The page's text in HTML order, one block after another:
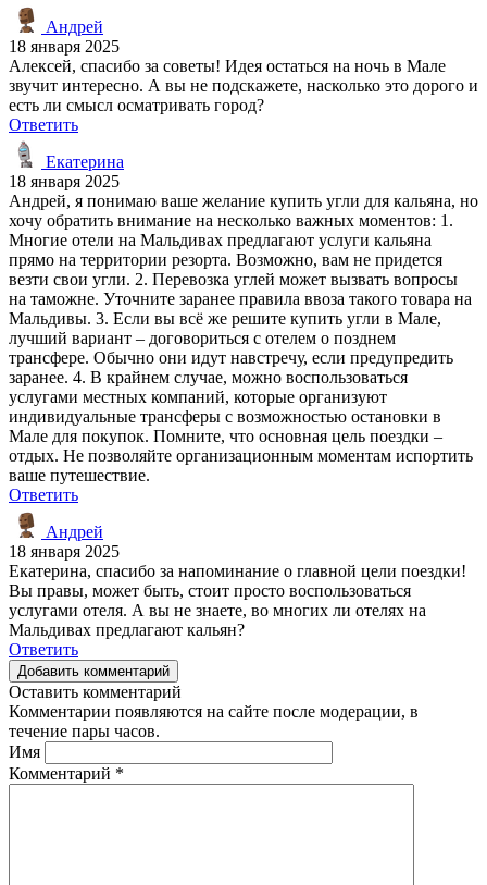
Андрей
18 января 2025
Алексей, спасибо за советы! Идея остаться на ночь в Мале
звучит интересно. А вы не подскажете, насколько это дорого и
есть ли смысл осматривать город?
Ответить
Екатерина
18 января 2025
Андрей, я понимаю ваше желание купить угли для кальяна, но
хочу обратить внимание на несколько важных моментов: 1.
Многие отели на Мальдивах предлагают услуги кальяна
прямо на территории резорта. Возможно, вам не придется
везти свои угли. 2. Перевозка углей может вызвать вопросы
на таможне. Уточните заранее правила ввоза такого товара на
Мальдивы. 3. Если вы всё же решите купить угли в Мале,
лучший вариант – договориться с отелем о позднем
трансфере. Обычно они идут навстречу, если предупредить
заранее. 4. В крайнем случае, можно воспользоваться
услугами местных компаний, которые организуют
индивидуальные трансферы с возможностью остановки в
Мале для покупок. Помните, что основная цель поездки –
отдых. Не позволяйте организационным моментам испортить
ваше путешествие.
Ответить
Андрей
18 января 2025
Екатерина, спасибо за напоминание о главной цели поездки!
Вы правы, может быть, стоит просто воспользоваться
услугами отеля. А вы не знаете, во многих ли отелях на
Мальдивах предлагают кальян?
Ответить
Добавить комментарий
Оставить комментарий
Комментарии появляются на сайте после модерации, в
течение пары часов.
Имя
Комментарий *